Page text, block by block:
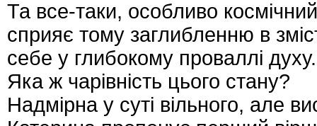
Та все-таки, особливо
сприяє тому заглибленню в
себе у глибокому проваллі духу.
Яка ж чарівність цього стану?
Надмірна у суті вільного, але